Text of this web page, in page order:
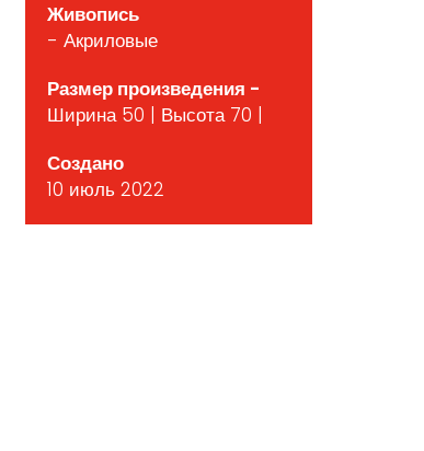
Живопись
- Акриловые
Размер произведения -
Ширина 50 | Высота 70 |
Создано
10 июль 2022